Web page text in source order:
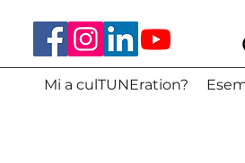
Mi a culTUNEration?